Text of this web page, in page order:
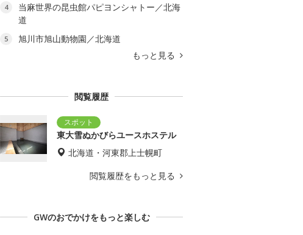
4
当麻世界の昆虫館パピヨンシャトー／北海
道
5
旭川市旭山動物園／北海道
もっと見る
閲覧履歴
東大雪ぬかびらユースホステル
北海道・河東郡上士幌町
閲覧履歴をもっと見る
GWのおでかけをもっと楽しむ